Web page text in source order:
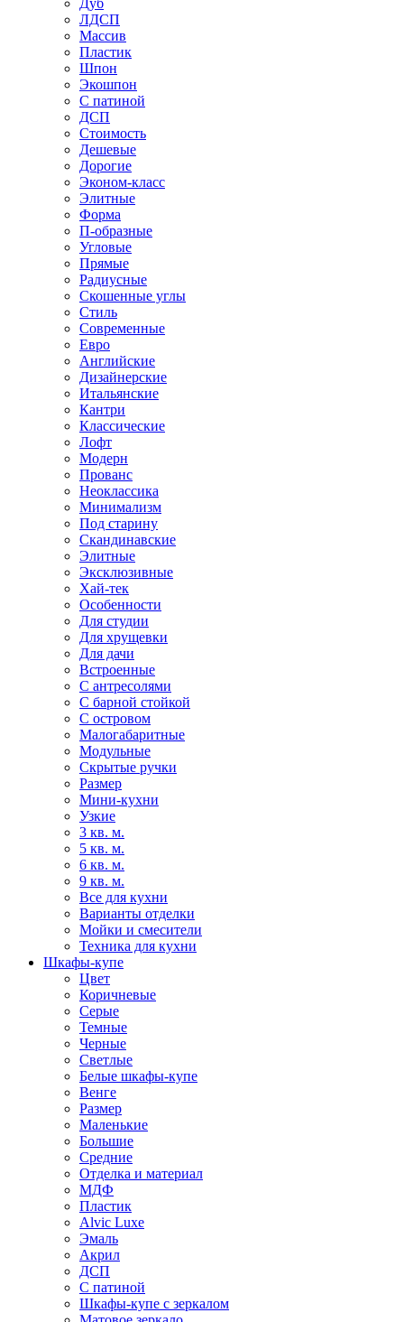
Дуб
ЛДСП
Массив
Пластик
Шпон
Экошпон
С патиной
ДСП
Стоимость
Дешевые
Дорогие
Эконом-класс
Элитные
Форма
П-образные
Угловые
Прямые
Радиусные
Скошенные углы
Стиль
Современные
Евро
Английские
Дизайнерские
Итальянские
Кантри
Классические
Лофт
Модерн
Прованс
Неоклассика
Минимализм
Под старину
Скандинавские
Элитные
Эксклюзивные
Хай-тек
Особенности
Для студии
Для хрущевки
Для дачи
Встроенные
С антресолями
С барной стойкой
С островом
Малогабаритные
Модульные
Скрытые ручки
Размер
Мини-кухни
Узкие
3 кв. м.
5 кв. м.
6 кв. м.
9 кв. м.
Все для кухни
Варианты отделки
Мойки и смесители
Техника для кухни
Шкафы-купе
Цвет
Коричневые
Серые
Темные
Черные
Светлые
Белые шкафы-купе
Венге
Размер
Маленькие
Большие
Средние
Отделка и материал
МДФ
Пластик
Alvic Luxe
Эмаль
Акрил
ДСП
С патиной
Шкафы-купе с зеркалом